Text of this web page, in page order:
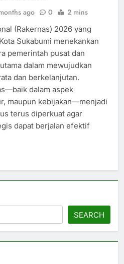
ago 0 2 mins
(Rakernas) 2026 yang
Sukabumi menekankan
pemerintah pusat dan
dalam mewujudkan
dan berkelanjutan.
dalam aspek
maupun kebijakan—menjadi
terus diperkuat agar
dapat berjalan efektif
SEARCH